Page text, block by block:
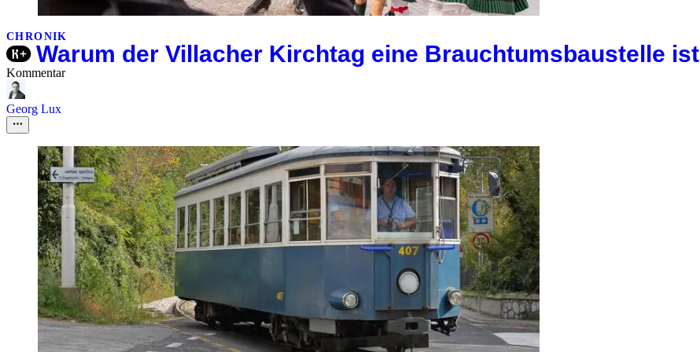
CHRONIK
Warum der Villacher Kirchtag eine Brauchtumsbaustelle ist
Kommentar
Georg Lux